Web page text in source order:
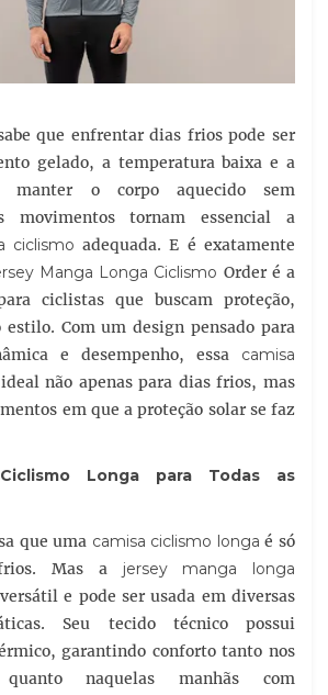
que enfrentar dias frios pode ser
gelado, a temperatura baixa e a
manter o corpo aquecido sem
movimentos tornam essencial a
ciclismo adequada. E é exatamente
Manga Longa Ciclismo Order é a
ciclistas que buscam proteção,
Com um design pensado para
e desempenho, essa camisa
não apenas para dias frios, mas
em que a proteção solar se faz
Longa para Todas as
que uma camisa ciclismo longa é só
Mas a jersey manga longa
e pode ser usada em diversas
Seu tecido técnico possui
garantindo conforto tanto nos
naquelas manhãs com